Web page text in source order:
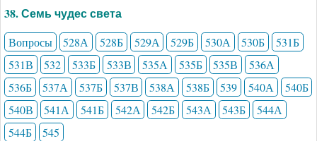
38. Семь чудес света
Вопросы 528А 528Б 529А 529Б 530А 530Б
531Б
531В
532 533Б 533В 535А 535Б 535В
536А
536Б
537А 537Б 537В 538А 538Б 539 540А
540Б
540В
541А 541Б 542А 542Б 543А 543Б
544А
544Б
545